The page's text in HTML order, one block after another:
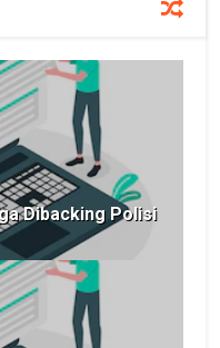
Dibacking Polisi